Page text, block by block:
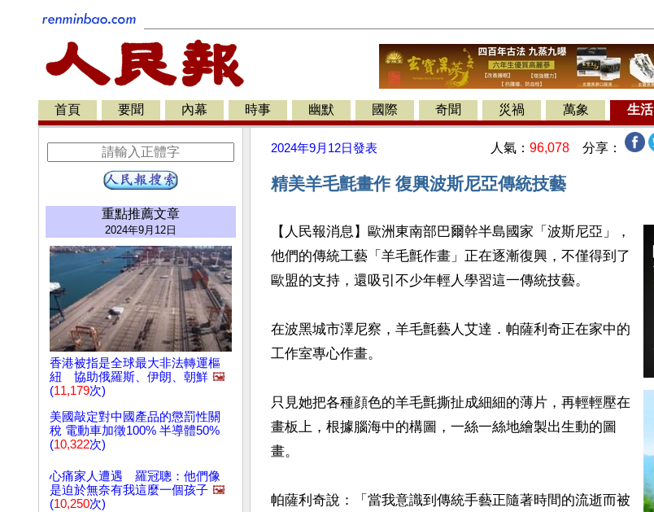
首頁 要聞 內幕 時事 幽默 國際 奇聞 災禍 萬象 生活
重點推薦文章
2024年9月12日
香港被指是全球最大非法轉運樞
紐 協助俄羅斯、伊朗、朝鮮 🖼️
(11,179次)
美國敲定對中國產品的懲罰性關
稅 電動車加徵100% 半導體50%
(10,322次)
心痛家人遭遇 羅冠聰：他們像
是迫於無奈有我這麼一個孩子 🖼️
(10,250次)
2024年9月12日發表 人氣： 96,078 分享：
精美羊毛氈畫作 復興波斯尼亞傳統技藝
【人民報消息】歐洲東南部巴爾幹半島國家「波斯尼亞」，
他們的傳統工藝「羊毛氈作畫」正在逐漸復興，不僅得到了
歐盟的支持，還吸引不少年輕人學習這一傳統技藝。
在波黑城市澤尼察，羊毛氈藝人艾達．帕薩利奇正在家中的
工作室專心作畫。
只見她把各種顔色的羊毛氈撕扯成細細的薄片，再輕輕壓在
畫板上，根據腦海中的構圖，一絲一絲地繪製出生動的圖
畫。
帕薩利奇說：「當我意識到傳統手藝正隨著時間的流逝而被